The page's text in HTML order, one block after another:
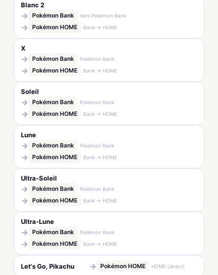
Blanc 2
→ Pokémon Bank Vers Pokémon Bank
→ Pokémon HOME Bank → HOME
X
→ Pokémon Bank Pokémon Bank
→ Pokémon HOME Bank → HOME
Soleil
→ Pokémon Bank Pokémon Bank
→ Pokémon HOME Bank → HOME
Lune
→ Pokémon Bank Pokémon Bank
→ Pokémon HOME Bank → HOME
Ultra-Soleil
→ Pokémon Bank Pokémon Bank
→ Pokémon HOME Bank → HOME
Ultra-Lune
→ Pokémon Bank Pokémon Bank
→ Pokémon HOME Bank → HOME
Let's Go, Pikachu → Pokémon HOME HOME (direct)